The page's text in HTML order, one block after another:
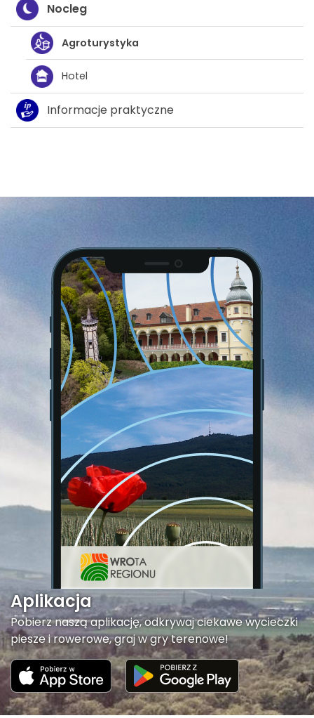
Nocleg
Agroturystyka
Hotel
Informacje praktyczne
Aplikacja
Pobierz naszą aplikację, odkrywaj ciekawe wycieczki
piesze i rowerowe, graj w gry terenowe!